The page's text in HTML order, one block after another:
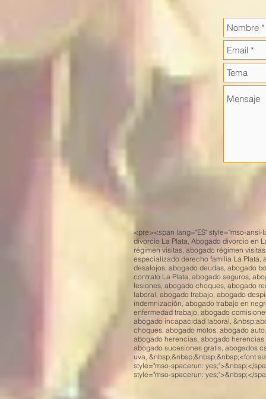
<pre><span lang="ES" style="mso-
divorcio La Plata, Abogado divorcio en
régimen visitas, abogado régimen
especializado derecho familia La Plata,
desalojos, abogado deudas, abogado
contrato La Plata, abogado seguros,
lesiones, abogado choques, abogado
laboral, abogado trabajo, abogado
indemnización, abogado trabajo en
enfermedad trabajo, abogado
abogado incapacidad laboral,
choques, abogado motos, abogado
abogado herencias, abogado
abogado sucesiones gratis, abogados
uva, &nbsp;&nbsp;&nbsp;&nbsp;<font
style="mso-spacerun: yes;">&nbsp;</
style="mso-spacerun: yes;">&nbsp;</